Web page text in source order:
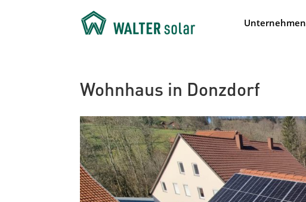
Unternehmen
Wohnhaus in Donzdorf